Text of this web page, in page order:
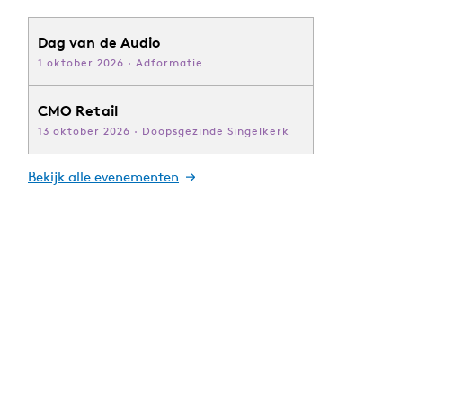
Dag van de Audio
1 oktober 2026 · Adformatie
CMO Retail
13 oktober 2026 · Doopsgezinde Singelkerk
Bekijk alle evenementen